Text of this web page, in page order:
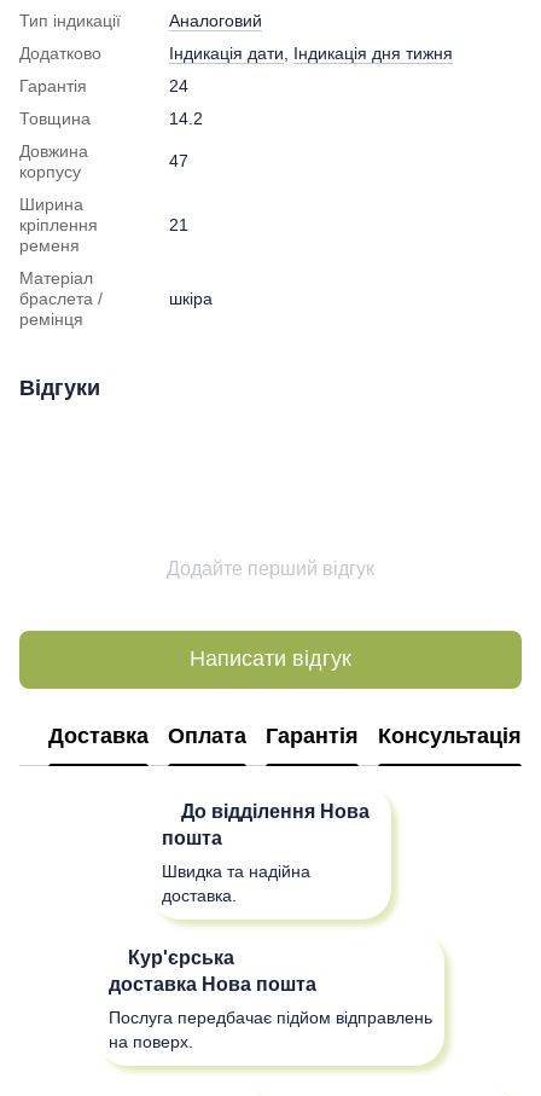
Тип індикації
Аналоговий
Додатково
Індикація дати
Індикація дня тижня
Гарантія
24
Товщина
14.2
Довжина
корпусу
47
Ширина
кріплення
ременя
21
Матеріал
браслета /
ремінця
шкіра
Відгуки
Додайте перший відгук
Написати відгук
Доставка Оплата Гарантія Консультація
До відділення Нова
пошта
Швидка та надійна
доставка.
Кур'єрська
доставка Нова пошта
Послуга передбачає підйом відправлень
на поверх.